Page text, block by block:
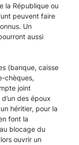
la République ou
peuvent faire
Un
aussi
(banque, caisse
chèques,
joint
des époux
héritier, pour la
font la
blocage du
ouvrir un